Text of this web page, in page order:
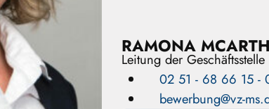
RAMONA
Leitung der Geschäftsstelle
02 51 - 68 66 15 -
bewerbung@vz-